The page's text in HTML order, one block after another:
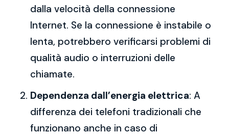
dalla velocità della connessione
Internet. Se la connessione è instabile o
lenta, potrebbero verificarsi problemi di
qualità audio o interruzioni delle
chiamate.
Dependenza dall’energia elettrica: A
differenza dei telefoni tradizionali che
funzionano anche in caso di